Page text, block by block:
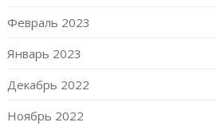
Февраль 2023
Январь 2023
Декабрь 2022
Ноябрь 2022